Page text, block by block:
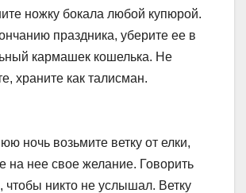
ножку бокала любой купюрой.
праздника, уберите ее в
кармашек кошелька. Не
храните как талисман.
ночь возьмите ветку от елки,
на нее свое желание. Говорить
чтобы никто не услышал. Ветку